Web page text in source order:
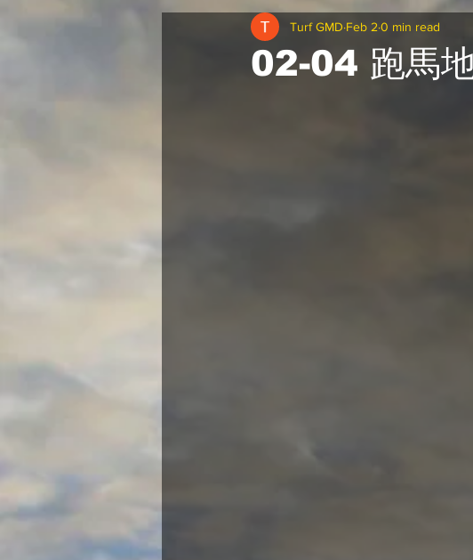
戈登說馬事 / 馬王哥頓 三 T 大茶飯 /
02-04 跑馬
Turf GMD Feb 2 0 min read